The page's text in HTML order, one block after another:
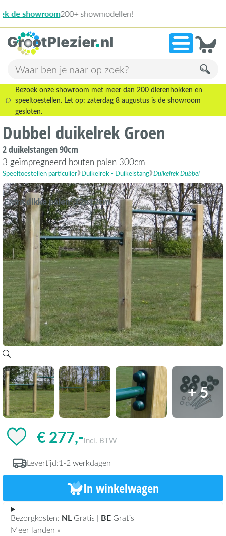
»13.945
Bezoek onze showroom met meer dan 200 dierenhokken en
speeltoestellen. Let op: zaterdag 8 augustus is de showroom
gesloten.
Dubbel duikelrek Groen
2 duikelstangen 90cm
3 geïmpregneerd houten palen 300cm
Speeltoestellen particulier Duikelrek - Duikelstang Duikelrek Dubbel
Extra dikke palen: 12x12cm
+ 5
€ 277,-incl. BTW
Levertijd:1-2 werkdagen
In winkelwagen
Bezorgkosten: NL Gratis | BE Gratis
Meer landen »